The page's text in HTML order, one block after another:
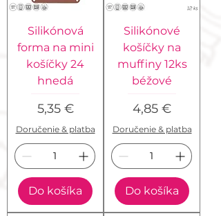
Silikónová
forma na mini
košíčky 24
hnedá
Cena
5,35 €
Doručenie & platba
Do košíka
Silikónové
košíčky na
muffiny 12ks
béžové
Cena
4,85 €
Doručenie & platba
Do košíka